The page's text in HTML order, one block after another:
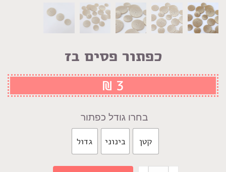
כפתור פסים בז
₪ 3
גודל כפתור
קטן בינוני גדול